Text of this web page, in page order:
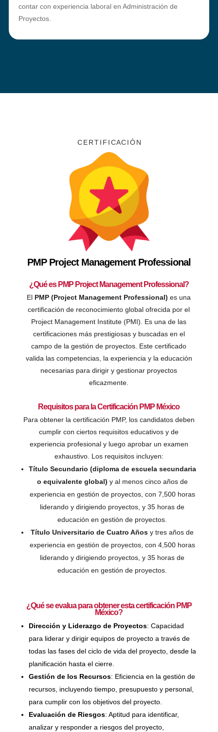
contar con experiencia laboral en Administración de
Proyectos.
C E R T I F I C A C I Ó N
PMP Project Management Professional
¿Qué es PMP Project Management Professional?
El PMP (Project Management Professional) es una
certificación de reconocimiento global ofrecida por el
Project Management Institute (PMI). Es una de las
certificaciones más prestigiosas y buscadas en el
campo de la gestión de proyectos. Este certificado
valida las competencias, la experiencia y la educación
necesarias para dirigir y gestionar proyectos
eficazmente.
Requisitos para la Certificación PMP México
Para obtener la certificación PMP, los candidatos deben
cumplir con ciertos requisitos educativos y de
experiencia profesional y luego aprobar un examen
exhaustivo. Los requisitos incluyen:
Título Secundario (diploma de escuela secundaria
o equivalente global) y al menos cinco años de
experiencia en gestión de proyectos, con 7,500 horas
liderando y dirigiendo proyectos, y 35 horas de
educación en gestión de proyectos.
Título Universitario de Cuatro Años y tres años de
experiencia en gestión de proyectos, con 4,500 horas
liderando y dirigiendo proyectos, y 35 horas de
educación en gestión de proyectos.
¿Qué se evalua para obtener esta certificación PMP
México?
Dirección y Liderazgo de Proyectos: Capacidad
para liderar y dirigir equipos de proyecto a través de
todas las fases del ciclo de vida del proyecto, desde la
planificación hasta el cierre.
Gestión de los Recursos: Eficiencia en la gestión de
recursos, incluyendo tiempo, presupuesto y personal,
para cumplir con los objetivos del proyecto.
Evaluación de Riesgos: Aptitud para identificar,
analizar y responder a riesgos del proyecto,